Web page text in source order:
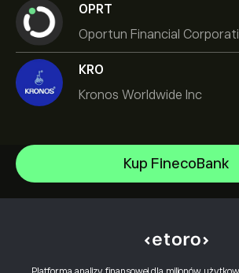
OPRT
Oportun Financial
KRO
Kronos Worldwide Inc
Kup FinecoBank
NVIDIA Corporation
Amazon.com Inc
Odpowiedzialny handel
Co to jest dźwignia finansowa i